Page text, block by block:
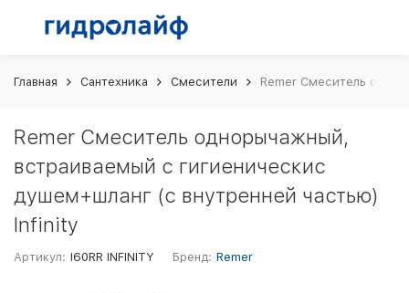
Главная Сантехника Смесители Remer Смеситель
Remer Смеситель однорычажный,
встраиваемый с гигиеническис
душем+шланг (с внутренней частью)
Infinity
Артикул: I60RR INFINITY Бренд: Remer